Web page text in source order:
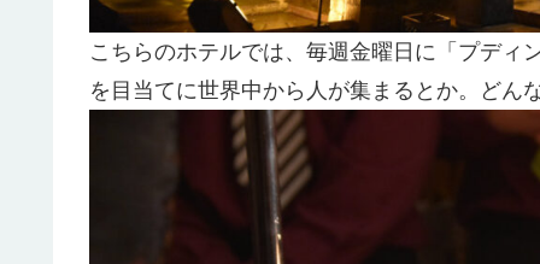
こちらのホテルでは、毎週金曜日に「プディ
を目当てに世界中から人が集まるとか。どん